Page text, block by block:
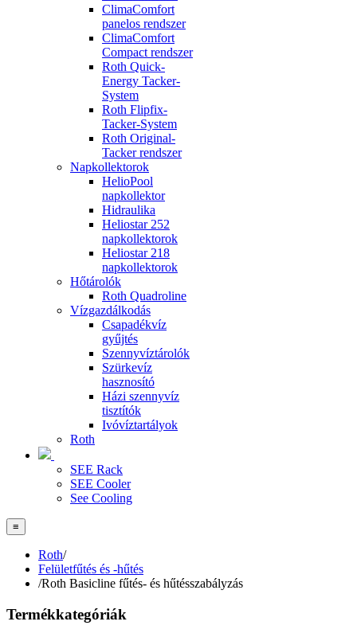
ClimaComfort
panelos rendszer
ClimaComfort
Compact rendszer
Roth Quick-
Energy Tacker-
System
Roth Flipfix-
Tacker-System
Roth Original-
Tacker rendszer
Napkollektorok
HelioPool
napkollektor
Hidraulika
Heliostar 252
napkollektorok
Heliostar 218
napkollektorok
Hőtárolók
Roth Quadroline
Vízgazdálkodás
Csapadékvíz
gyűjtés
Szennyvíztárolók
Szürkevíz
hasznosító
Házi szennyvíz
tisztítók
Ivóvíztartályok
Roth
SEE Rack
SEE Cooler
See Cooling
≡
Roth/
Felületfűtés és -hűtés
/Roth Basicline fűtés- és hűtésszabályzás
Termékkategóriák